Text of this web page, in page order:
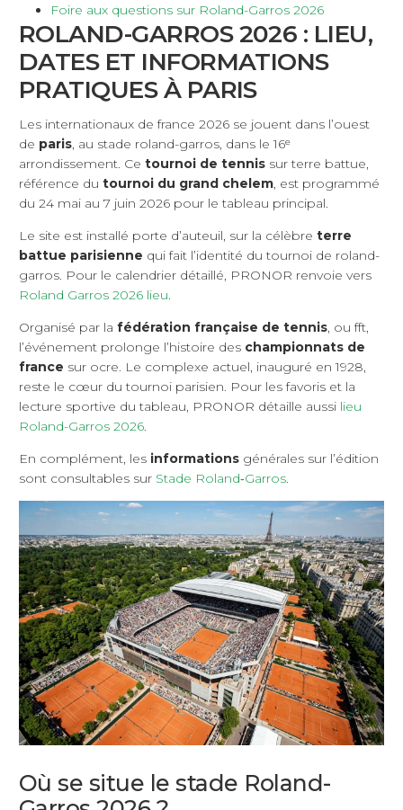
Foire aux questions sur Roland-Garros 2026
ROLAND-GARROS 2026 : LIEU,
DATES ET INFORMATIONS
PRATIQUES À PARIS
Les internationaux de france 2026 se jouent dans l’ouest
de paris, au stade roland-garros, dans le 16ᵉ
arrondissement. Ce tournoi de tennis sur terre battue,
référence du tournoi du grand chelem, est programmé
du 24 mai au 7 juin 2026 pour le tableau principal.
Le site est installé porte d’auteuil, sur la célèbre terre
battue parisienne qui fait l’identité du tournoi de roland-
garros. Pour le calendrier détaillé, PRONOR renvoie vers
Roland Garros 2026 lieu.
Organisé par la fédération française de tennis, ou fft,
l’événement prolonge l’histoire des championnats de
france sur ocre. Le complexe actuel, inauguré en 1928,
reste le cœur du tournoi parisien. Pour les favoris et la
lecture sportive du tableau, PRONOR détaille aussi lieu
Roland-Garros 2026.
En complément, les informations générales sur l’édition
sont consultables sur Stade Roland‑Garros.
Où se situe le stade Roland-